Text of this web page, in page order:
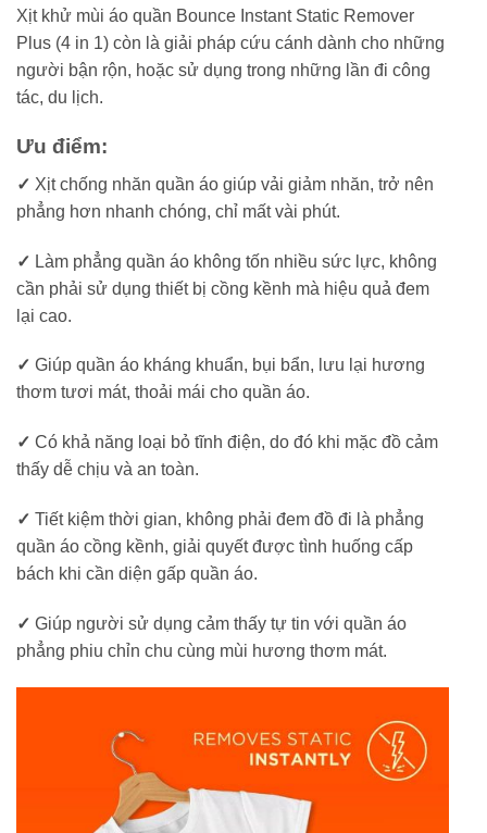
Xịt khử mùi áo quần Bounce Instant Static Remover
Plus (4 in 1) còn là giải pháp cứu cánh dành cho những
người bận rộn, hoặc sử dụng trong những lần đi công
tác, du lịch.
Ưu điểm:
✓ Xịt chống nhăn quần áo giúp vải giảm nhăn, trở nên
phẳng hơn nhanh chóng, chỉ mất vài phút.
✓ Làm phẳng quần áo không tốn nhiều sức lực, không
cần phải sử dụng thiết bị cồng kềnh mà hiệu quả đem
lại cao.
✓ Giúp quần áo kháng khuẩn, bụi bẩn, lưu lại hương
thơm tươi mát, thoải mái cho quần áo.
✓ Có khả năng loại bỏ tĩnh điện, do đó khi mặc đồ cảm
thấy dễ chịu và an toàn.
✓ Tiết kiệm thời gian, không phải đem đồ đi là phẳng
quần áo cồng kềnh, giải quyết được tình huống cấp
bách khi cần diện gấp quần áo.
✓ Giúp người sử dụng cảm thấy tự tin với quần áo
phẳng phiu chỉn chu cùng mùi hương thơm mát.